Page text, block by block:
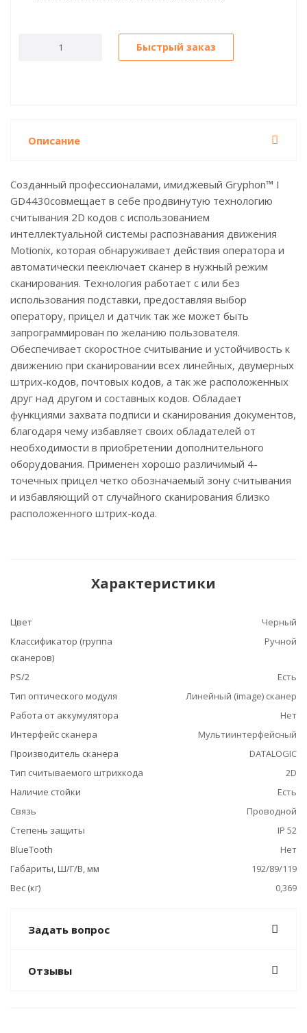
Быстрый заказ
Описание
Созданный профессионалами, имиджевый Gryphon™ I
GD4430совмещает в себе продвинутую технологию
считывания 2D кодов с использованием
интеллектуальной системы распознавания движения
Motionix, которая обнаруживает действия оператора и
автоматически пееключает сканер в нужный режим
сканирования. Технология работает с или без
использования подставки, предоставляя выбор
оператору, прицел и датчик так же может быть
запрограммирован по желанию пользователя.
Обеспечивает скоростное считывание и устойчивость к
движению при сканировании всех линейных, двумерных
штрих-кодов, почтовых кодов, а так же расположенных
друг над другом и составных кодов. Обладает
функциями захвата подписи и сканирования документов,
благодаря чему избавляет своих обладателей от
необходимости в приобретении дополнительного
оборудования. Применен хорошо различимый 4-
точечных прицел четко обозначаемый зону считывания
и избавляющий от случайного сканирования близко
расположенного штрих-кода.
Характеристики
Цвет
Черный
Классификатор (группа
сканеров)
Ручной
PS/2
Есть
Тип оптического модуля
Линейный (image) сканер
Работа от аккумулятора
Нет
Интерфейс сканера
Мультиинтерфейсный
Производитель сканера
DATALOGIC
Тип считываемого штрихкода
2D
Наличие стойки
Есть
Связь
Проводной
Степень защиты
IP 52
BlueTooth
Нет
Габариты, Ш/Г/В, мм
192/89/119
Вес (кг)
0,369
Задать вопрос
Отзывы